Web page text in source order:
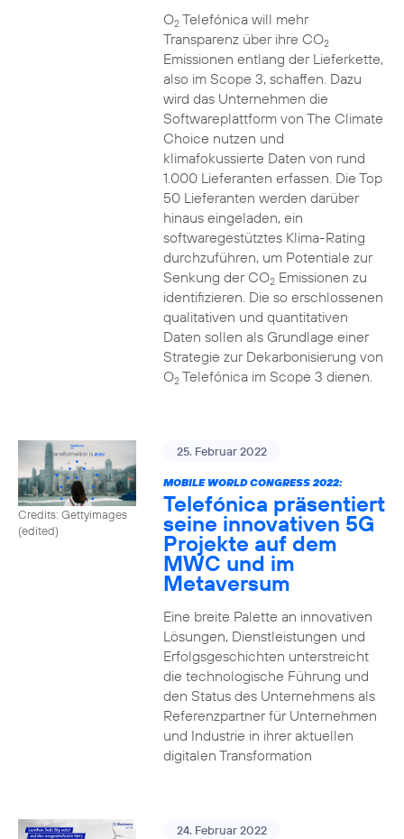
O2Telefónica will mehr
Transparenz über ihre CO2
Emissionen entlang der Lieferkette,
also im Scope 3, schaffen. Dazu
wird das Unternehmen die
Softwareplattform von The Climate
Choice nutzen und
klimafokussierte Daten von rund
1.000 Lieferanten erfassen. Die Top
50 Lieferanten werden darüber
hinaus eingeladen, ein
softwaregestütztes Klima-Rating
durchzuführen, um Potentiale zur
Senkung der CO2Emissionen zu
identifizieren. Die so erschlossenen
qualitativen und quantitativen
Daten sollen als Grundlage einer
Strategie zur Dekarbonisierung von
O2Telefónica im Scope 3 dienen.
Credits: Gettyimages
(edited)
25. Februar 2022
MOBILE WORLD CONGRESS 2022:
Telefónica präsentiert
seine innovativen 5G
Projekte auf dem
MWC und im
Metaversum
Eine breite Palette an innovativen
Lösungen, Dienstleistungen und
Erfolgsgeschichten unterstreicht
die technologische Führung und
den Status des Unternehmens als
Referenzpartner für Unternehmen
und Industrie in ihrer aktuellen
digitalen Transformation
24. Februar 2022